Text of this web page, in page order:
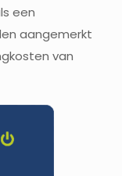
een
aangemerkt
van